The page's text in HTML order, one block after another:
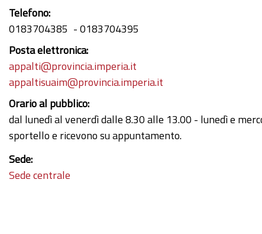
Telefono:
0183704385
0183704395
Posta elettronica:
appalti@provincia.imperia.it
appaltisuaim@provincia.imperia.it
Orario al pubblico:
dal lunedì al venerdì dalle 8.30 alle 13.00 - lunedì e
sportello e ricevono su appuntamento.
Sede:
Sede centrale